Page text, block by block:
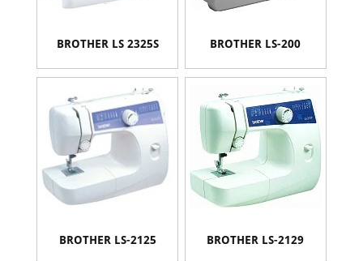
BROTHER LS 2325S BROTHER LS-200
BROTHER LS-2125 BROTHER LS-2129